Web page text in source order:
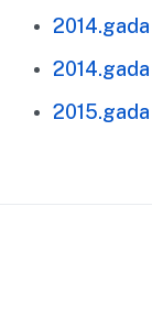
2015.gada